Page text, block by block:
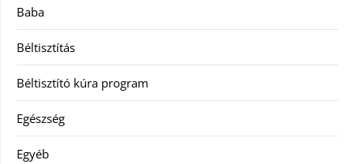
Baba
Béltisztítás
Béltisztító kúra program
Egészség
Egyéb